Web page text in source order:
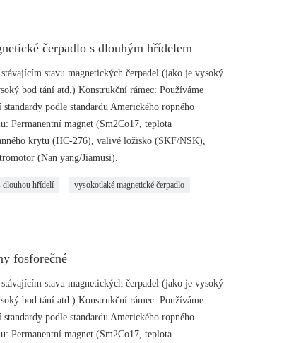
čerpadlo s dlouhým hřídelem
stavu magnetických čerpadel (jako je vysoký
bod tání atd.) Konstrukční rámec: Používáme
podle standardu Amerického ropného
Permanentní magnet (Sm2Co17, teplota
krytu (HC-276), valivé ložisko (SKF/NSK),
(Nan yang/Jiamusi).
dlouhou hřídelí vysokotlaké magnetické čerpadlo
fosforečné
stavu magnetických čerpadel (jako je vysoký
bod tání atd.) Konstrukční rámec: Používáme
podle standardu Amerického ropného
Permanentní magnet (Sm2Co17, teplota